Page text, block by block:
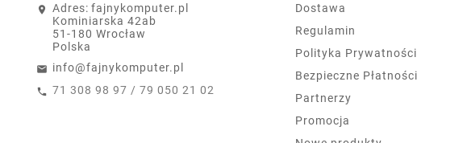
Adres: fajnykomputer.pl
Kominiarska 42ab
51-180 Wrocław
Polska
info@fajnykomputer.pl
71 308 98 97 / 79 050 21 02
Dostawa
Regulamin
Polityka Prywatności
Bezpieczne Płatności
Partnerzy
Promocja